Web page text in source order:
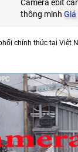
Camera ebit
thông minh
chính thức tại